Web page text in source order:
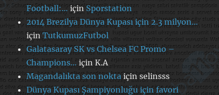
Football:…içinSporstation
2014 Brezilya Dünya Kupası için 2.3 milyon…
içinTutkumuzFutbol
Galatasaray SK vs Chelsea FC Promo –
Champions… içinK.A
Magandalıkta son noktaiçinselinsss
Dünya Kupası Şampiyonluğu için favori